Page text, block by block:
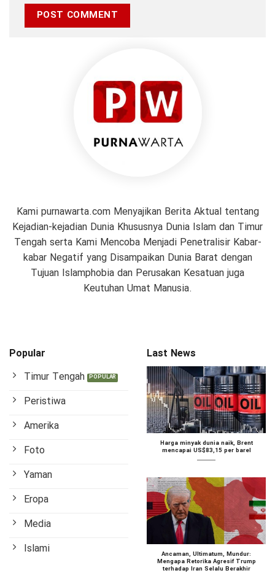
Kami purnawarta.com Menyajikan Berita Aktual tentang
Kejadian-kejadian Dunia Khususnya Dunia Islam dan Timur
Tengah serta Kami Mencoba Menjadi Penetralisir Kabar-
kabar Negatif yang Disampaikan Dunia Barat dengan
Tujuan Islamphobia dan Perusakan Kesatuan juga
Keutuhan Umat Manusia.
Popular
Timur Tengah
Peristiwa
Amerika
Foto
Yaman
Eropa
Media
Islami
Last News
Harga minyak dunia naik, Brent
mencapai US$83,15 per barel
Ancaman, Ultimatum, Mundur:
Mengapa Retorika Agresif Trump
terhadap Iran Selalu Berakhir